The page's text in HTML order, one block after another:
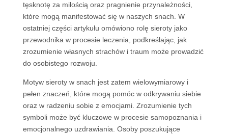
tęsknotę za miłością oraz pragnienie przynależności,
które mogą manifestować się w naszych snach. W
ostatniej części artykułu omówiono rolę sieroty jako
przewodnika w procesie leczenia, podkreślając, jak
zrozumienie własnych strachów i traum może prowadzić
do osobistego rozwoju.
Motyw sieroty w snach jest zatem wielowymiarowy i
pełen znaczeń, które mogą pomóc w odkrywaniu siebie
oraz w radzeniu sobie z emocjami. Zrozumienie tych
symboli może być kluczowe w procesie samopoznania i
emocjonalnego uzdrawiania. Osoby poszukujące